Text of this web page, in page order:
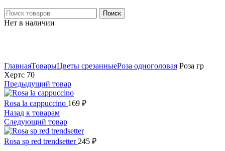
Поиск
Нет в наличии
ГлавнаяТоварыЦветы срезанныеРоза одноголовая Роза гр
Хертс 70
Предыдущий товар
Rosa la cappuccino 169 ₽
Назад к товарам
Следующий товар
Rosa sp red trendsetter 245 ₽